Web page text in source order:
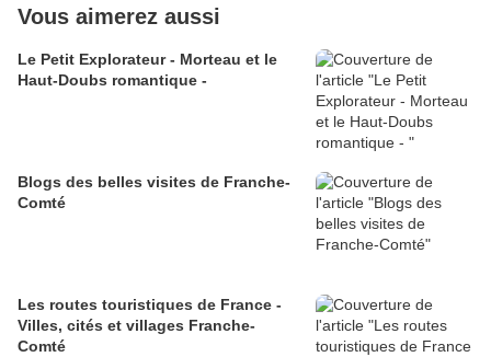
Vous aimerez aussi
Le Petit Explorateur - Morteau et le
Haut-Doubs romantique -
Blogs des belles visites de Franche-
Comté
Les routes touristiques de France -
Villes, cités et villages Franche-
Comté